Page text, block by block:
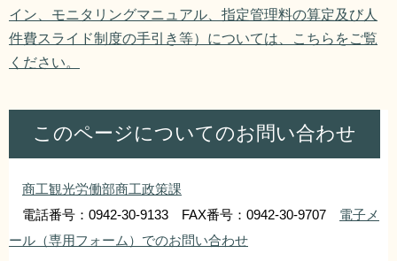
イン、モニタリングマニュアル、指定管理料の算定及び人
件費スライド制度の手引き等）については、こちらをご覧
ください。
このページについてのお問い合わせ
商工観光労働部商工政策課
電話番号：0942-30-9133 FAX番号：0942-30-9707 電子メ
ール（専用フォーム）でのお問い合わせ